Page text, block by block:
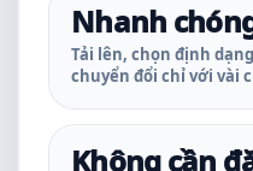
Nhanh
Tải lên, chọn định
chuyển đổi chỉ với vài
Không cần